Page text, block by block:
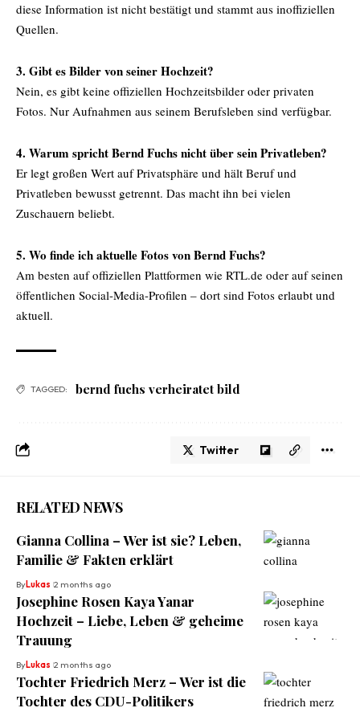
diese Information ist nicht bestätigt und stammt aus inoffiziellen
Quellen.
3. Gibt es Bilder von seiner Hochzeit?
Nein, es gibt keine offiziellen Hochzeitsbilder oder privaten
Fotos. Nur Aufnahmen aus seinem Berufsleben sind verfügbar.
4. Warum spricht Bernd Fuchs nicht über sein Privatleben?
Er legt großen Wert auf Privatsphäre und hält Beruf und
Privatleben bewusst getrennt. Das macht ihn bei vielen
Zuschauern beliebt.
5. Wo finde ich aktuelle Fotos von Bernd Fuchs?
Am besten auf offiziellen Plattformen wie RTL.de oder auf seinen
öffentlichen Social-Media-Profilen – dort sind Fotos erlaubt und
aktuell.
TAGGED: bernd fuchs verheiratet bild
Twitter
RELATED NEWS
Gianna Collina – Wer ist sie? Leben,
Familie & Fakten erklärt
ByLukas 2 months ago
Josephine Rosen Kaya Yanar
Hochzeit – Liebe, Leben & geheime
Trauung
ByLukas 2 months ago
Tochter Friedrich Merz – Wer ist die
Tochter des CDU-Politikers